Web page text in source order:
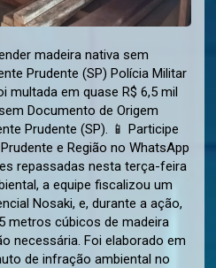
madeira nativa sem
Prudente (SP) Polícia Militar
multada em quase R$ 6,5 mil
Documento de Origem
Prudente (SP). 📱 Participe
e Região no WhatsApp
repassadas nesta terça-feira
a equipe fiscalizou um
Nosaki, e, durante a ação,
metros cúbicos de madeira
necessária. Foi elaborado em
de infração ambiental no